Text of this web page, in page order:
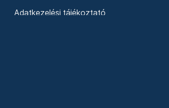
Adatkezelési tájékoztató